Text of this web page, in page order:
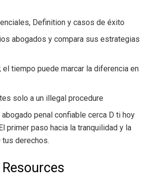
Definition y casos de éxito
abogados y compara sus estrategias
el tiempo puede marcar la diferencia en
solo a un illegal procedure
abogado penal confiable cerca D ti hoy
primer paso hacia la tranquilidad y la
derechos.